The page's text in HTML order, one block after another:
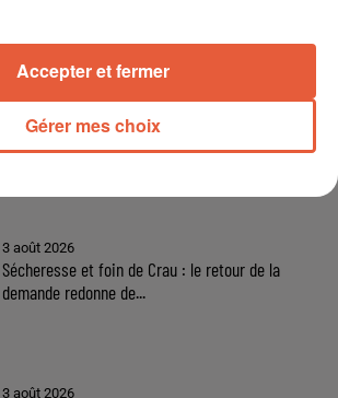
3 août 2026
Sauvage'On Festival : une première édition
électro attendue au cœur...
3 août 2026
Sécheresse et foin de Crau : le retour de la
demande redonne de...
3 août 2026
Gérer mes choix
Accepter et fermer